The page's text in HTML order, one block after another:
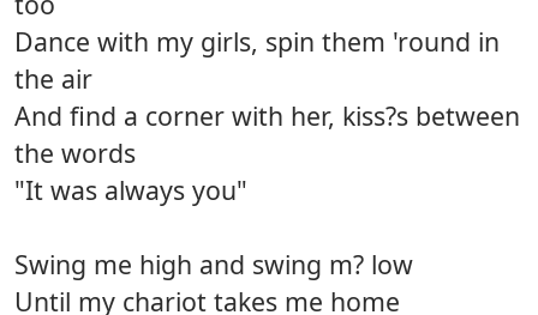
Dance with my girls, spin them 'round in
the air
And find a corner with her, kiss?s between
the words
"It was always you"
Swing me high and swing m? low
Until my chariot takes me home